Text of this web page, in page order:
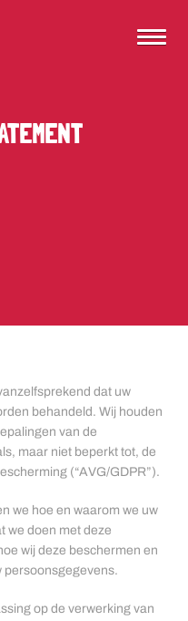
dat uw
behandeld. Wij houden
van de
maar niet beperkt tot, de
(“AVG/GDPR”).
we hoe en waarom we uw
we doen met deze
wij deze beschermen en
persoonsgegevens.
op de verwerking van